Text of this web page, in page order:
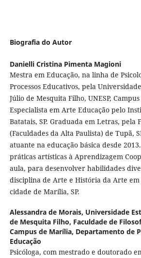
Biografia do Autor
Danielli Cristina Pimenta Magioni
Mestra em Educação, na linha de
Processos Educativos, pela
Júlio de Mesquita Filho, UNESP,
Especialista em Arte Educação pelo
Batatais, SP. Graduada em Letras, pela
(Faculdades da Alta Paulista) de Tupã,
atuante na educação básica desde
práticas artísticas à Aprendizagem
aula, para desenvolver habilidades
disciplina de Arte e História da Arte em
cidade de Marília, SP.
Alessandra de Morais, Universidade
de Mesquita Filho, Faculdade de
Campus de Marília, Departamento de
Educação
Psicóloga, com mestrado e doutorado